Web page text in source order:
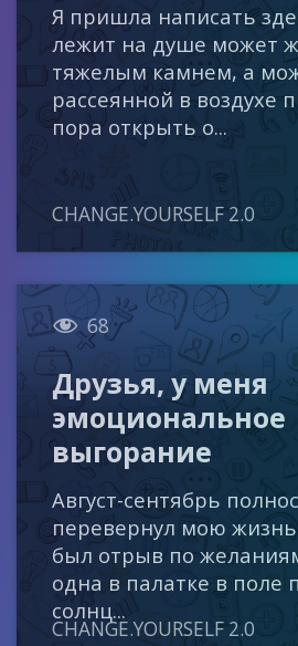
Я пришла написать
лежит на душе может
тяжелым камнем, а
рассеянной в воздухе
пора открыть о...
CHANGE.YOURSELF 2.0
 68
Друзья, у меня
эмоциональное
выгорание
Август-сентябрь
перевернул мою
был отрыв по
одна в палатке в
солнц...
CHANGE.YOURSELF 2.0